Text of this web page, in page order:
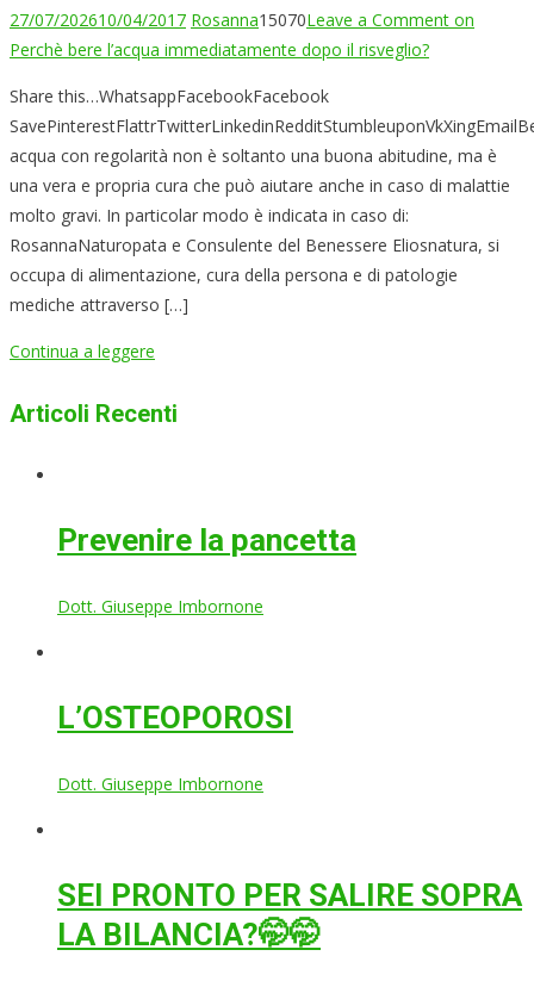
27/07/202610/04/2017 Rosanna15070Leave a Comment on
Perchè bere l’acqua immediatamente dopo il risveglio?
Share this…WhatsappFacebookFacebook
acqua con regolarità non è soltanto una buona abitudine, ma è
una vera e propria cura che può aiutare anche in caso di malattie
molto gravi. In particolar modo è indicata in caso di:
RosannaNaturopata e Consulente del Benessere Eliosnatura, si
occupa di alimentazione, cura della persona e di patologie
mediche attraverso […]
Continua a leggere
Articoli Recenti
Prevenire la pancetta
Dott. Giuseppe Imbornone
L’OSTEOPOROSI
Dott. Giuseppe Imbornone
SEI PRONTO PER SALIRE SOPRA
LA BILANCIA?🤭🤭